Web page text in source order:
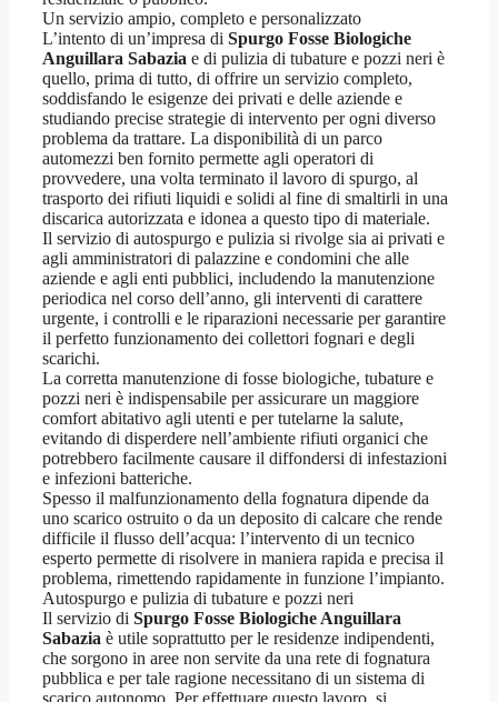
Un servizio ampio, completo e personalizzato
L’intento di un’impresa di Spurgo Fosse Biologiche
Anguillara Sabazia e di pulizia di tubature e pozzi neri è
quello, prima di tutto, di offrire un servizio completo,
soddisfando le esigenze dei privati e delle aziende e
studiando precise strategie di intervento per ogni diverso
problema da trattare. La disponibilità di un parco
automezzi ben fornito permette agli operatori di
provvedere, una volta terminato il lavoro di spurgo, al
trasporto dei rifiuti liquidi e solidi al fine di smaltirli in una
discarica autorizzata e idonea a questo tipo di materiale.
Il servizio di autospurgo e pulizia si rivolge sia ai privati e
agli amministratori di palazzine e condomini che alle
aziende e agli enti pubblici, includendo la manutenzione
periodica nel corso dell’anno, gli interventi di carattere
urgente, i controlli e le riparazioni necessarie per garantire
il perfetto funzionamento dei collettori fognari e degli
scarichi.
La corretta manutenzione di fosse biologiche, tubature e
pozzi neri è indispensabile per assicurare un maggiore
comfort abitativo agli utenti e per tutelarne la salute,
evitando di disperdere nell’ambiente rifiuti organici che
potrebbero facilmente causare il diffondersi di infestazioni
e infezioni batteriche.
Spesso il malfunzionamento della fognatura dipende da
uno scarico ostruito o da un deposito di calcare che rende
difficile il flusso dell’acqua: l’intervento di un tecnico
esperto permette di risolvere in maniera rapida e precisa il
problema, rimettendo rapidamente in funzione l’impianto.
Autospurgo e pulizia di tubature e pozzi neri
Il servizio di Spurgo Fosse Biologiche Anguillara
Sabazia è utile soprattutto per le residenze indipendenti,
che sorgono in aree non servite da una rete di fognatura
pubblica e per tale ragione necessitano di un sistema di